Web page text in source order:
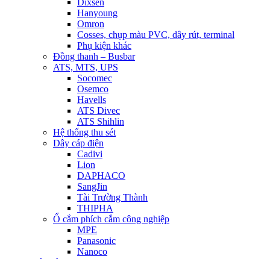
Dixsen
Hanyoung
Omron
Cosses, chụp màu PVC, dây rút, terminal
Phụ kiện khác
Đồng thanh – Busbar
ATS, MTS, UPS
Socomec
Osemco
Havells
ATS Divec
ATS Shihlin
Hệ thống thu sét
Dây cáp điện
Cadivi
Lion
DAPHACO
SangJin
Tài Trường Thành
THIPHA
Ổ cắm phích cắm công nghiệp
MPE
Panasonic
Nanoco